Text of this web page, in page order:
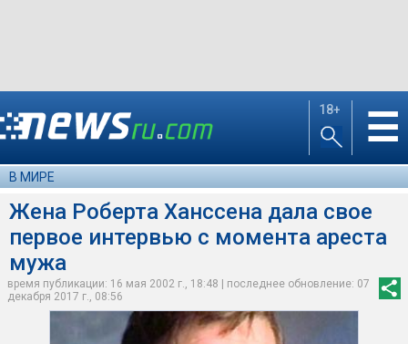
18+ ☰
В МИРЕ
Жена Роберта Ханссена дала свое
первое интервью с момента ареста
мужа
время публикации: 16 мая 2002 г., 18:48 | последнее обновление: 07
декабря 2017 г., 08:56